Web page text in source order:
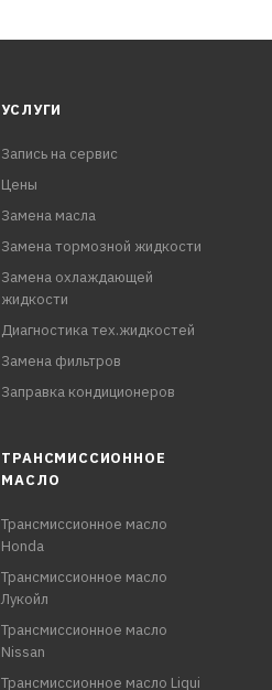
УСЛУГИ
Запись на сервис
Цены
Замена масла
Замена тормозной жидкости
Замена охлаждающей
жидкости
Диагностика тех.жидкостей
Замена фильтров
Заправка кондиционеров
ТРАНСМИССИОННОЕ
МАСЛО
Трансмиссионное масло
Honda
Трансмиссионное масло
Лукойл
Трансмиссионное масло
Nissan
Трансмиссионное масло Liqui